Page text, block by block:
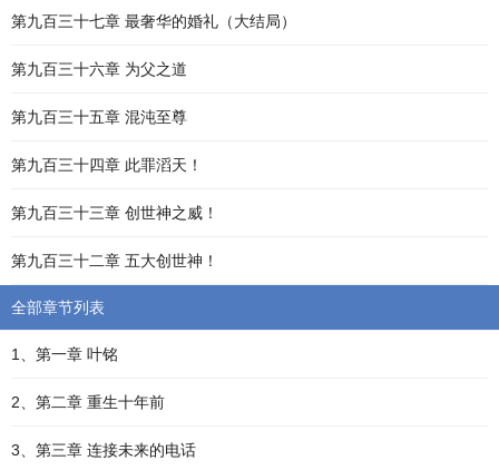
第九百三十七章 最奢华的婚礼（大结局）
第九百三十六章 为父之道
第九百三十五章 混沌至尊
第九百三十四章 此罪滔天！
第九百三十三章 创世神之威！
第九百三十二章 五大创世神！
全部章节列表
1、第一章 叶铭
2、第二章 重生十年前
3、第三章 连接未来的电话